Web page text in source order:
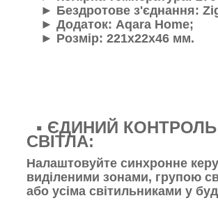
▪️ ЄДИНИЙ КОНТРОЛЬ
СВІТЛА:
Налаштовуйте синхронне
виділеними зонами, групою
або усіма світильниками у
► Бездротове з'єднання:
► Додаток: Aqara Home;
► Розмір: 221х22х46 мм.